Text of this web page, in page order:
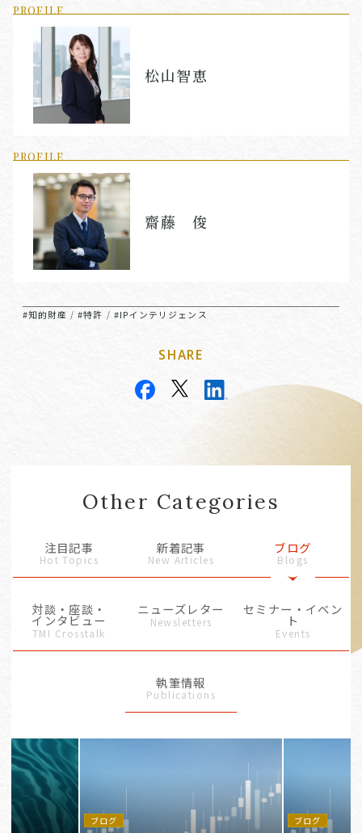
PROFILE
松山智恵
PROFILE
齋藤 俊
#知的財産 /#特許 / #IPインテリジェンス
SHARE
Other Categories
注目記事
Hot Topics
新着記事
New Articles
ブログ
Blogs
対談・座談・
インタビュー
TMI Crosstalk
ニューズレター
Newsletters
セミナー・イベン
ト
Events
執筆情報
Publications
ブログ ブログ